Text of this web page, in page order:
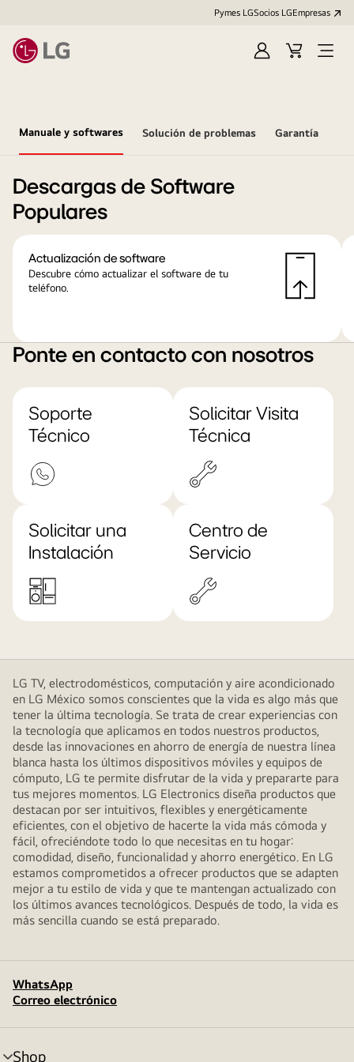
Pymes LGSocios LGEmpresas
IniciarCarritoOpen
Manuale y softwares Solución de problemas Garantía
Descargas de Software
Populares
Actualización de software
Descubre cómo actualizar el software de tu
teléfono.
Ponte en contacto con nosotros
Soporte
Técnico
Solicitar Visita
Técnica
Solicitar una
Instalación
Centro de
Servicio
LG TV, electrodomésticos, computación y aire acondicionado
en LG México somos conscientes que la vida es algo más que
tener la última tecnología. Se trata de crear experiencias con
la tecnología que aplicamos en todos nuestros productos,
desde las innovaciones en ahorro de energía de nuestra línea
blanca hasta los últimos dispositivos móviles y equipos de
cómputo, LG te permite disfrutar de la vida y prepararte para
tus mejores momentos. LG Electronics diseña productos que
destacan por ser intuitivos, flexibles y energéticamente
eficientes, con el objetivo de hacerte la vida más cómoda y
fácil, ofreciéndote todo lo que necesitas en tu hogar:
comodidad, diseño, funcionalidad y ahorro energético. En LG
estamos comprometidos a ofrecer productos que se adapten
mejor a tu estilo de vida y que te mantengan actualizado con
los últimos avances tecnológicos. Después de todo, la vida es
más sencilla cuando se está preparado.
WhatsApp
Correo electrónico
Shop